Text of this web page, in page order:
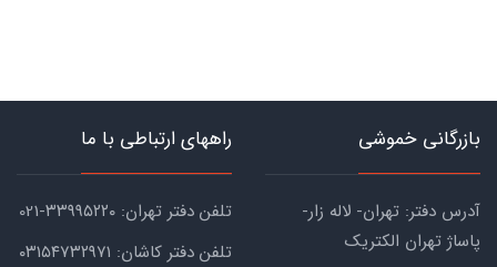
بازرگانی خموشی
آدرس دفتر: تهران- لاله زار-
پاساژ تهران الکتریک
راههای ارتباطی با ما
تلفن دفتر تهران: ۳۳۹۹۵۲۲۰-021
تلفن دفتر کاشان: ۰۳۱۵۴۷۳۲۹۷۱